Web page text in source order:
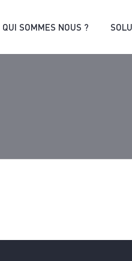
QUI SOMMES NOUS ?